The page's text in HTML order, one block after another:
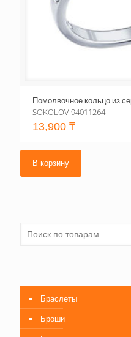
Помолвочное кольцо из
SOKOLOV 94011264
13,900 ₸
В корзину
Браслеты
Броши